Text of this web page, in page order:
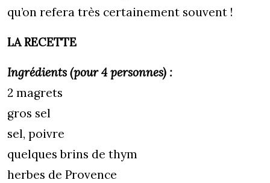
qu’on refera très certainement souvent !
LA RECETTE
Ingrédients (pour 4 personnes) :
2 magrets
gros sel
sel, poivre
quelques brins de thym
herbes de Provence